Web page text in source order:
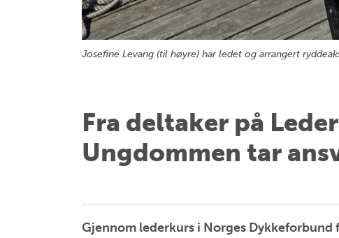
Josefine Levang (til høyre) har ledet og arrangert
Fra deltaker på
Ungdommen tar
Gjennom lederkurs i Norges